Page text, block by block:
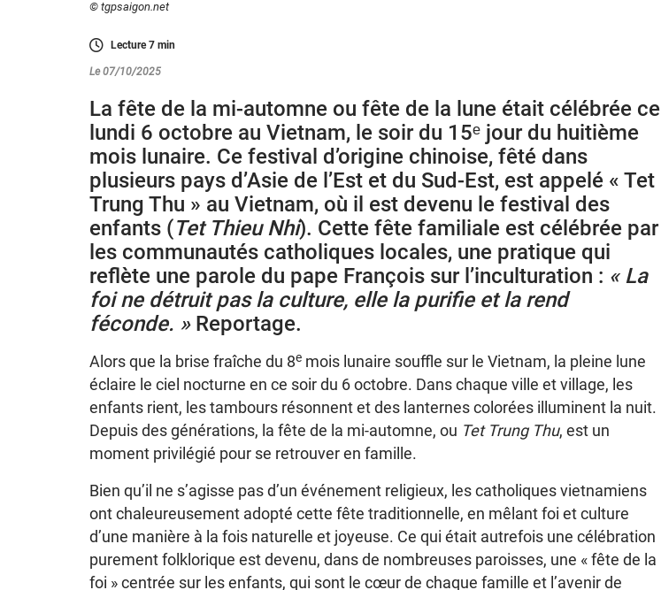
© tgpsaigon.net
Lecture7min
Le 07/10/2025
La fête de la mi-automne ou fête de la lune était célébrée ce
lundi 6 octobre au Vietnam, le soir du 15ᵉ jour du huitième
mois lunaire. Ce festival d’origine chinoise, fêté dans
plusieurs pays d’Asie de l’Est et du Sud-Est, est appelé « Tet
Trung Thu » au Vietnam, où il est devenu le festival des
enfants (Tet Thieu Nhi). Cette fête familiale est célébrée par
les communautés catholiques locales, une pratique qui
reflète une parole du pape François sur l’inculturation : « La
foi ne détruit pas la culture, elle la purifie et la rend
féconde. » Reportage.
Alors que la brise fraîche du 8emois lunaire souffle sur le Vietnam, la pleine lune
éclaire le ciel nocturne en ce soir du 6 octobre. Dans chaque ville et village, les
enfants rient, les tambours résonnent et des lanternes colorées illuminent la nuit.
Depuis des générations, la fête de la mi-automne, ou Tet Trung Thu, est un
moment privilégié pour se retrouver en famille.
Bien qu’il ne s’agisse pas d’un événement religieux, les catholiques vietnamiens
ont chaleureusement adopté cette fête traditionnelle, en mêlant foi et culture
d’une manière à la fois naturelle et joyeuse. Ce qui était autrefois une célébration
purement folklorique est devenu, dans de nombreuses paroisses, une « fête de la
foi » centrée sur les enfants, qui sont le cœur de chaque famille et l’avenir de